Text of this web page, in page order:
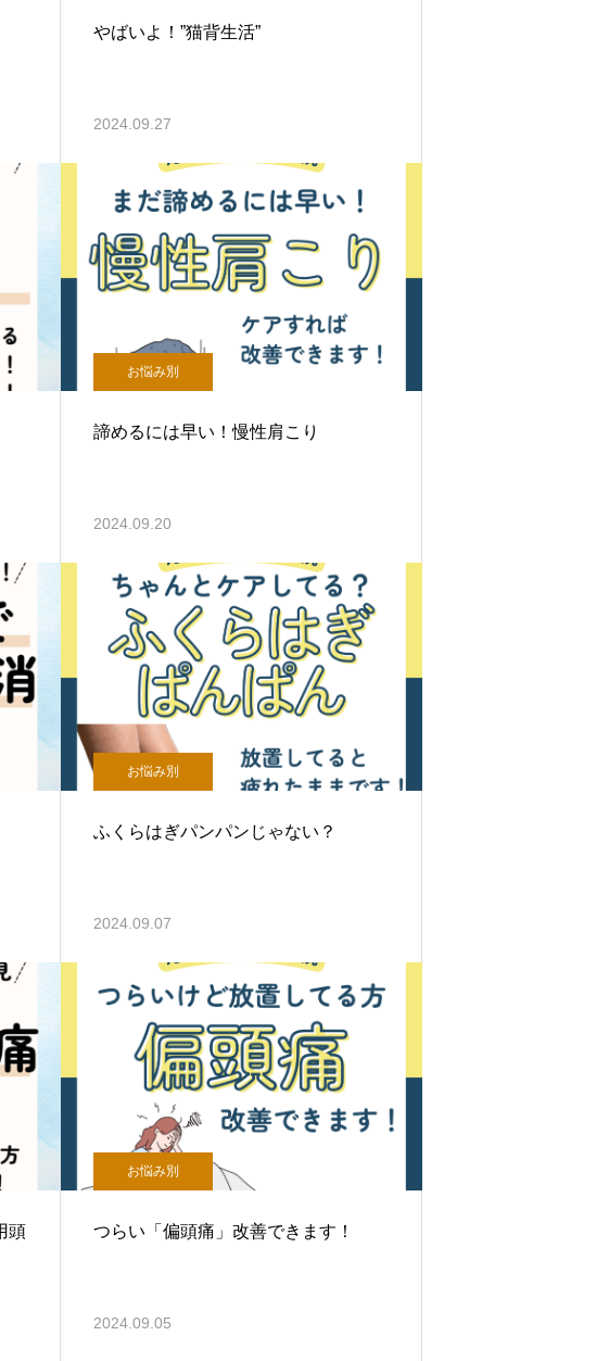
やばいよ！”猫背生活”
2024.09.27
お悩み別
諦めるには早い！慢性肩こり
2024.09.20
お悩み別
ふくらはぎパンパンじゃない？
2024.09.07
頭
お悩み別
つらい「偏頭痛」改善できます！
2024.09.05